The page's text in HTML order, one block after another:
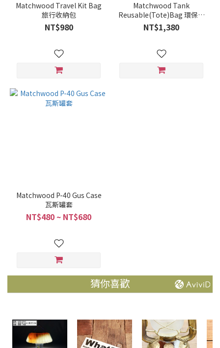
Matchwood Travel Kit Bag
旅行收納包
NT$980
Matchwood Tank
Reusable(Tote)Bag 環保手
提斜背兩用購物托特袋
NT$1,380
Matchwood P-40 Gus Case
瓦斯罐套
NT$480 ~ NT$680
猜你喜歡